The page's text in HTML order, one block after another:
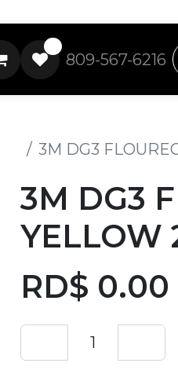
809-567-6216
3M DG3
3M DG3
YELLOW
RD$ 0.00